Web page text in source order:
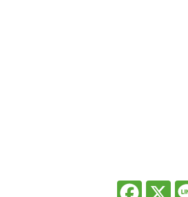
Facebook
X